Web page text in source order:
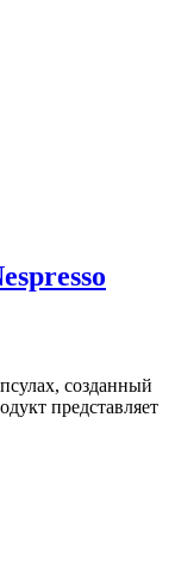
созданный
представляет